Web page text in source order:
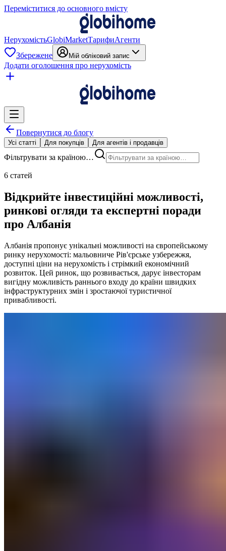
Переміститися до основного вмісту
НерухомістьGlobiMarketТарифиАгенти
Збережене
Мій обліковий запис
Додати оголошення про нерухомість
Повернутися до блогу
Усі статті Для покупців Для агентів і продавців
Фільтрувати за країною…
6 статей
Відкрийте інвестиційні можливості,
ринкові огляди та експертні поради
про Албанія
Албанія пропонує унікальні можливості на європейському
ринку нерухомості: мальовниче Рів'єрське узбережжя,
доступні ціни на нерухомість і стрімкий економічний
розвиток. Цей ринок, що розвивається, дарує інвесторам
вигідну можливість раннього входу до країни швидких
інфраструктурних змін і зростаючої туристичної
привабливості.